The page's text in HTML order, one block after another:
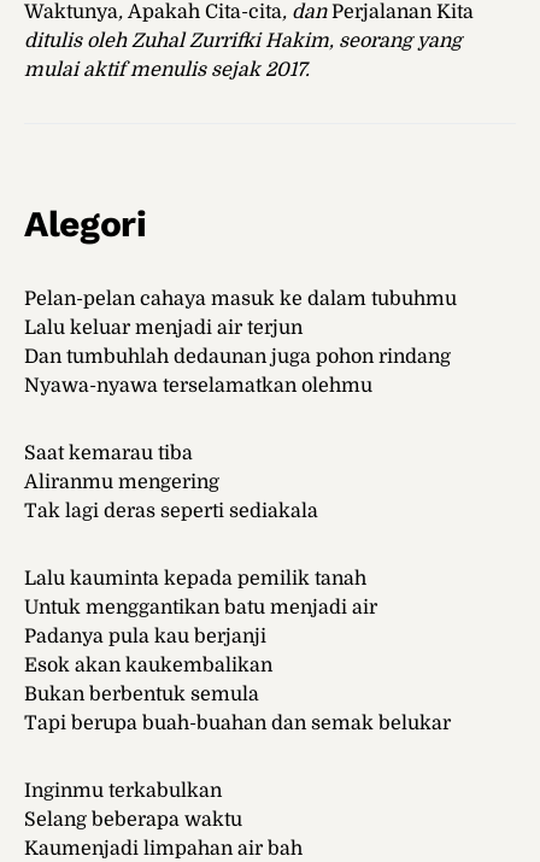
Waktunya, Apakah Cita-cita, danPerjalanan Kita
ditulis oleh Zuhal Zurrifki Hakim, seorang yang
mulai aktif menulis sejak 2017.
Alegori
Pelan-pelan cahaya masuk ke dalam tubuhmu
Lalu keluar menjadi air terjun
Dan tumbuhlah dedaunan juga pohon rindang
Nyawa-nyawa terselamatkan olehmu
Saat kemarau tiba
Aliranmu mengering
Tak lagi deras seperti sediakala
Lalu kauminta kepada pemilik tanah
Untuk menggantikan batu menjadi air
Padanya pula kau berjanji
Esok akan kaukembalikan
Bukan berbentuk semula
Tapi berupa buah-buahan dan semak belukar
Inginmu terkabulkan
Selang beberapa waktu
Kaumenjadi limpahan air bah